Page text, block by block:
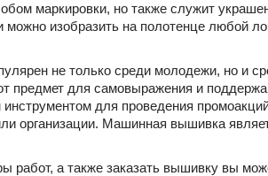
маркировки, но также служит
изобразить на полотенце любой
не только среди молодежи, но и
предмет для самовыражения и
для проведения
организации. Машинная вышивка
работ, а также заказать вышивку вы